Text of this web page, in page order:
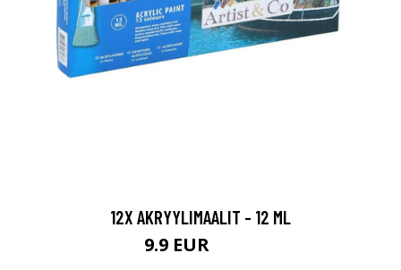
12X AKRYYLIMAALIT - 12 ML
9.9 EUR